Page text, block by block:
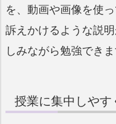
を、動画や画像を使
訴えかけるような説
しみながら勉強できま
授業に集中しやす